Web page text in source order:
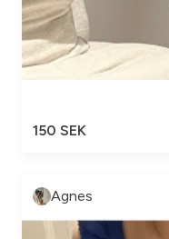
150 SEK
Agnes